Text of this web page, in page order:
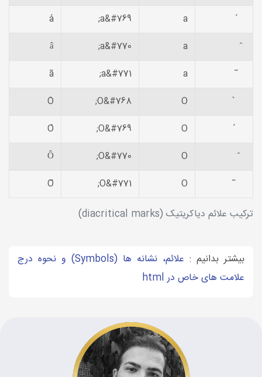
ترکیب علائم دیاکریتیک (diacritical marks)
́
a
a&#769;
á
̂
a
a&#770;
â
̃
a
a&#771;
ã
̀
O
O&#768;
Ò
́
O
O&#769;
Ó
̂
O
O&#770;
Ô
̃
O
O&#771;
Õ
بیشتر بدانیم :
علائم، نشانه ها (Symbols) و نحوه درج
علامت های خاص در html